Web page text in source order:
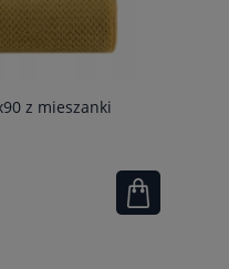
z mieszanki